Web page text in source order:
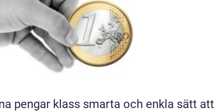
klass smarta och enkla sätt att